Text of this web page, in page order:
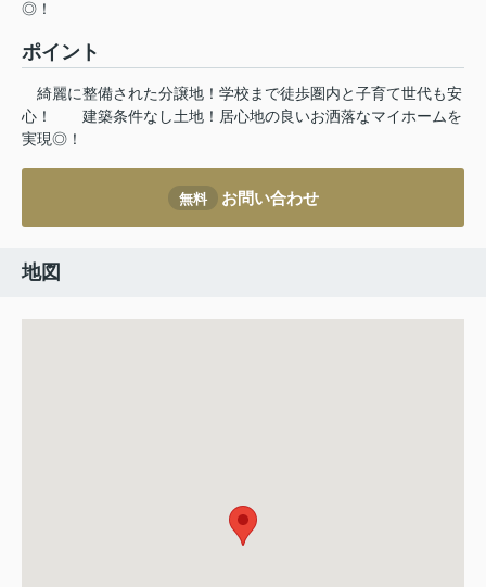
◎！
ポイント
綺麗に整備された分譲地！学校まで徒歩圏内と子育て世代も安
心！
建築条件なし土地！居心地の良いお洒落なマイホームを
実現◎！
無料 お問い合わせ
地図